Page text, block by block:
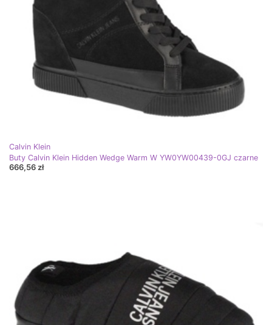
Calvin Klein
Buty Calvin Klein Hidden Wedge Warm W YW0YW00439-0GJ czarne
666,56 zł